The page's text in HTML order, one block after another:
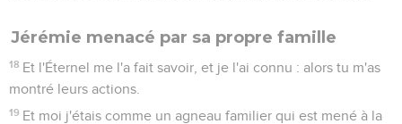
Jérémie menacé par sa propre famille
18 Et l'Éternel me l'a fait savoir, et je l'ai connu : alors tu m'as
montré leurs actions.
19 Et moi j'étais comme un agneau familier qui est mené à la